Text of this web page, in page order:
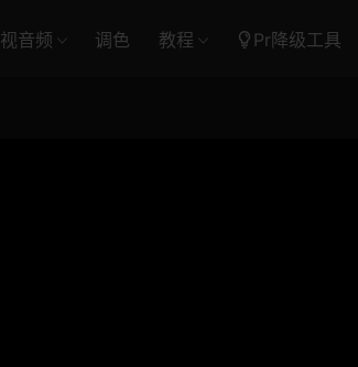
视音频 调色 教程 Pr降级工具